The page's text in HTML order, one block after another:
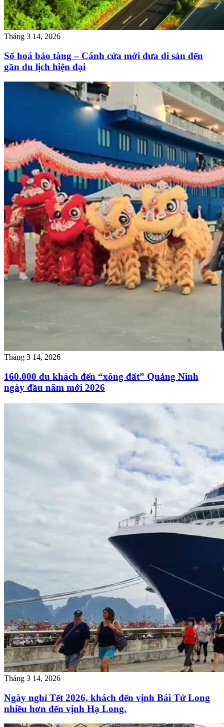
Tháng 3 14, 2026
Số hoá bảo tàng – Cánh cửa mới đưa di sản đến
gần du lịch hiện đại
Tháng 3 14, 2026
160.000 du khách đến “xông đất” Quảng Ninh
ngày đầu năm mới 2026
Tháng 3 14, 2026
Ngày nghỉ Tết 2026, khách đến vịnh Bái Tử Long
nhiều hơn đến vịnh Hạ Long.